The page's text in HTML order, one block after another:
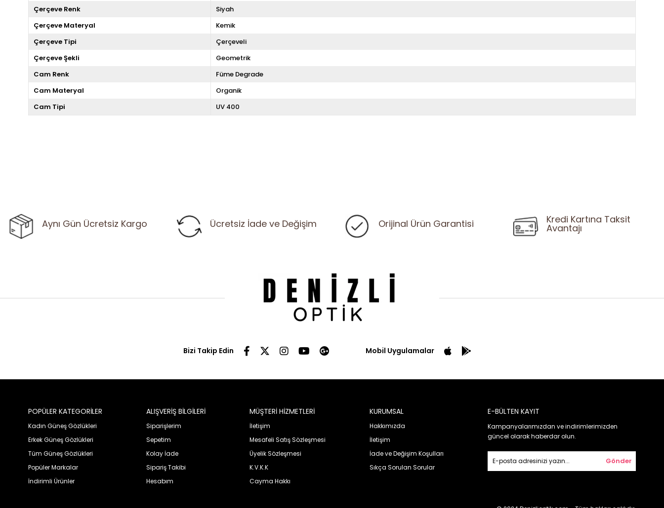
Çerçeve Renk
Siyah
Çerçeve Materyal
Kemik
Çerçeve Tipi
Çerçeveli
Çerçeve Şekli
Geometrik
Cam Renk
Füme Degrade
Cam Materyal
Organik
Cam Tipi
UV 400
Aynı Gün Ücretsiz Kargo Ücretsiz İade ve Değişim Orijinal Ürün Garantisi Kredi Kartına Taksit
Avantajı
Bizi Takip Edin Mobil Uygulamalar
POPÜLER KATEGORİLER
Kadın Güneş Gözlükleri
Erkek Güneş Gözlükleri
Tüm Güneş Gözlükleri
Popüler Markalar
İndirimli Ürünler
ALIŞVERİŞ BİLGİLERİ
Siparişlerim
Sepetim
Kolay İade
Sipariş Takibi
Hesabım
MÜŞTERİ HİZMETLERİ
İletişim
Mesafeli Satış Sözleşmesi
Üyelik Sözleşmesi
K.V.K.K
Cayma Hakkı
KURUMSAL
Hakkımızda
İletişim
İade ve Değişim Koşulları
Sıkça Sorulan Sorular
E-BÜLTEN KAYIT
Kampanyalarımızdan ve indirimlerimizden
güncel olarak haberdar olun.
Gönder